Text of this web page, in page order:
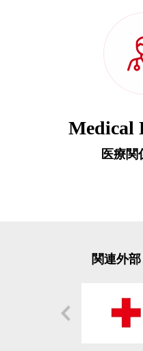
Medical
医療関
関連外